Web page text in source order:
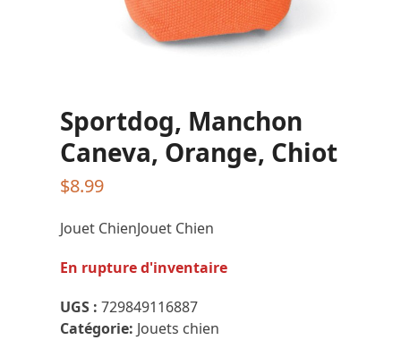
Sportdog, Manchon
Caneva, Orange, Chiot
$8.99
Jouet ChienJouet Chien
En rupture d'inventaire
UGS :729849116887
Catégorie: Jouets chien